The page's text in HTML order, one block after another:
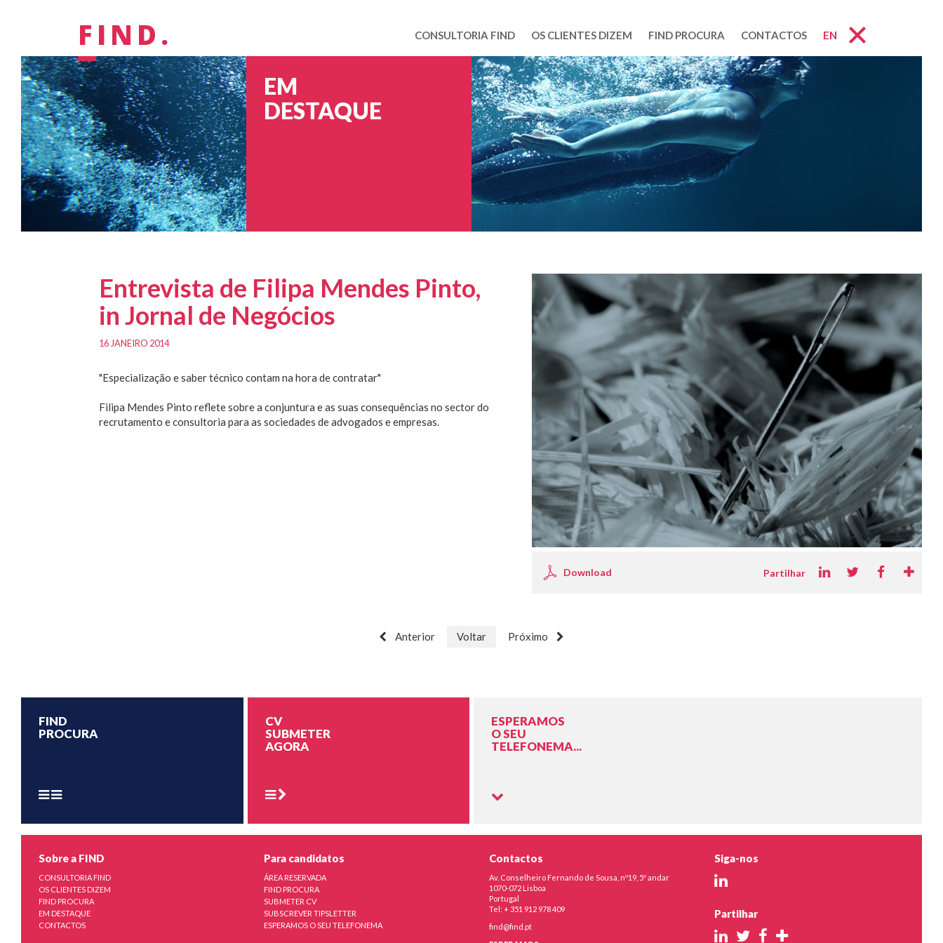
FIND. CONSULTORIA FIND OS CLIENTES DIZEM FIND PROCURA CONTACTOS EN
EM
DESTAQUE
Entrevista de Filipa Mendes Pinto,
in Jornal de Negócios
16 JANEIRO 2014
"Especialização e saber técnico contam na hora de contratar"
Filipa Mendes Pinto reflete sobre a conjuntura e as suas consequências no sector do
recrutamento e consultoria para as sociedades de advogados e empresas.
Download Partilhar
Anterior Voltar Próximo
FIND
PROCURA
CV
SUBMETER
AGORA
ESPERAMOS
O SEU
TELEFONEMA...
Sobre a FIND
CONSULTORIA FIND
OS CLIENTES DIZEM
FIND PROCURA
EM DESTAQUE
CONTACTOS
Para candidatos
ÁREA RESERVADA
FIND PROCURA
SUBMETER CV
SUBSCREVER TIPSLETTER
ESPERAMOS O SEU TELEFONEMA
Contactos
Av. Conselheiro Fernando de Sousa, nº19, 5º andar
1070-072 Lisboa
Portugal
Tel: + 351 912 978 409
find@find.pt
Siga-nos
Partilhar